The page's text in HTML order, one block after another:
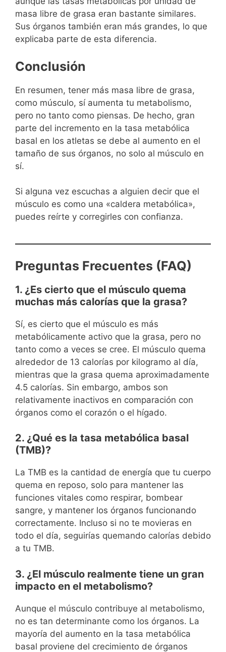
masa libre de grasa eran bastante similares.
Sus órganos también eran más grandes, lo que
explicaba parte de esta diferencia.
Conclusión
En resumen, tener más masa libre de grasa,
como músculo, sí aumenta tu metabolismo,
pero no tanto como piensas. De hecho, gran
parte del incremento en la tasa metabólica
basal en los atletas se debe al aumento en el
tamaño de sus órganos, no solo al músculo en
sí.
Si alguna vez escuchas a alguien decir que el
músculo es como una «caldera metabólica»,
puedes reírte y corregirles con confianza.
Preguntas Frecuentes (FAQ)
1. ¿Es cierto que el músculo quema
muchas más calorías que la grasa?
Sí, es cierto que el músculo es más
metabólicamente activo que la grasa, pero no
tanto como a veces se cree. El músculo quema
alrededor de 13 calorías por kilogramo al día,
mientras que la grasa quema aproximadamente
4.5 calorías. Sin embargo, ambos son
relativamente inactivos en comparación con
órganos como el corazón o el hígado.
2. ¿Qué es la tasa metabólica basal
(TMB)?
La TMB es la cantidad de energía que tu cuerpo
quema en reposo, solo para mantener las
funciones vitales como respirar, bombear
sangre, y mantener los órganos funcionando
correctamente. Incluso si no te movieras en
todo el día, seguirías quemando calorías debido
a tu TMB.
3. ¿El músculo realmente tiene un gran
impacto en el metabolismo?
Aunque el músculo contribuye al metabolismo,
no es tan determinante como los órganos. La
mayoría del aumento en la tasa metabólica
basal proviene del crecimiento de órganos